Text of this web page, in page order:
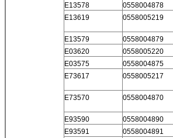
E13578
0558004878
E13619
0558005219
E13579
0558004879
E03620
0558005220
E03575
0558004875
E73617
0558005217
E73570
0558004870
E93590
0558004890
E93591
0558004891